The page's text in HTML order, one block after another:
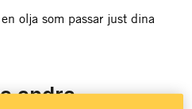
olja som passar just dina
andra